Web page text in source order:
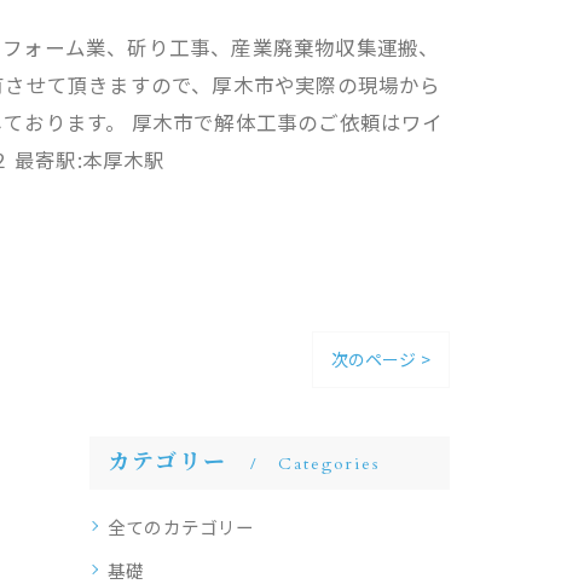
ーム業、斫り工事、産業廃棄物収集運搬、
せて頂きますので、厚木市や実際の現場から
おります。 厚木市で解体工事のご依頼はワイ
最寄駅:本厚木駅
次のページ >
カテゴリー Categories
全てのカテゴリー
基礎